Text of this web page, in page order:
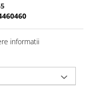
informatii